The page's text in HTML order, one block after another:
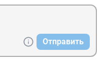
Отправить